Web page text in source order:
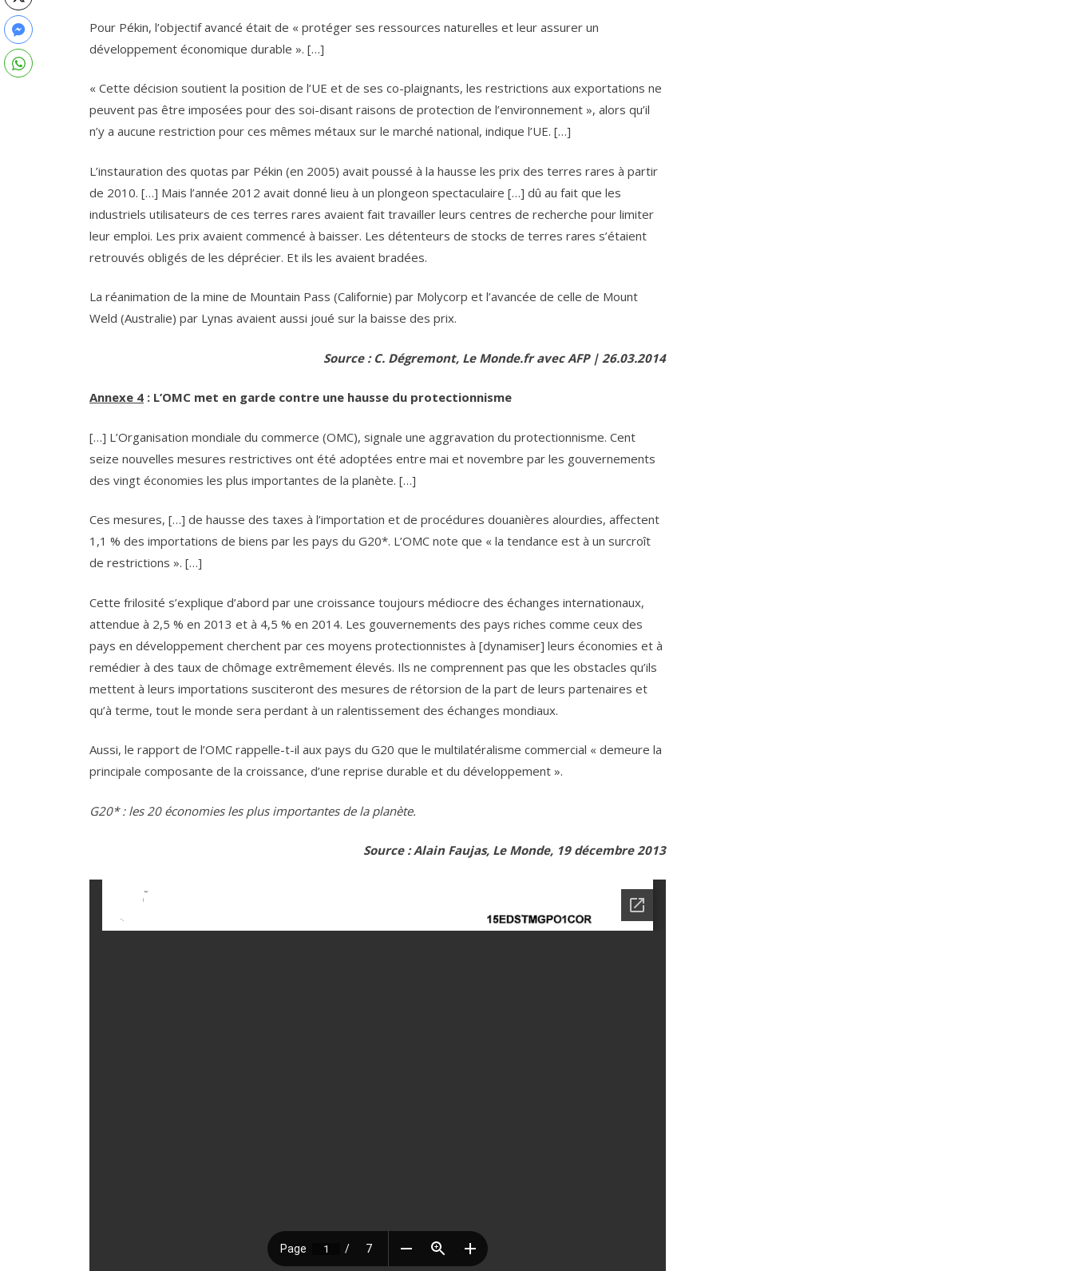
Pour Pékin, l’objectif avancé était de « protéger ses ressources naturelles et leur assurer un
développement économique durable ». […]
« Cette décision soutient la position de l’UE et de ses co-plaignants, les restrictions aux exportations ne
peuvent pas être imposées pour des soi-disant raisons de protection de l’environnement », alors qu’il
n’y a aucune restriction pour ces mêmes métaux sur le marché national, indique l’UE. […]
L’instauration des quotas par Pékin (en 2005) avait poussé à la hausse les prix des terres rares à partir
de 2010. […] Mais l’année 2012 avait donné lieu à un plongeon spectaculaire […] dû au fait que les
industriels utilisateurs de ces terres rares avaient fait travailler leurs centres de recherche pour limiter
leur emploi. Les prix avaient commencé à baisser. Les détenteurs de stocks de terres rares s’étaient
retrouvés obligés de les déprécier. Et ils les avaient bradées.
La réanimation de la mine de Mountain Pass (Californie) par Molycorp et l’avancée de celle de Mount
Weld (Australie) par Lynas avaient aussi joué sur la baisse des prix.
Source : C. Dégremont, Le Monde.fr avec AFP | 26.03.2014
Annexe 4 : L’OMC met en garde contre une hausse du protectionnisme
[…] L’Organisation mondiale du commerce (OMC), signale une aggravation du protectionnisme. Cent
seize nouvelles mesures restrictives ont été adoptées entre mai et novembre par les gouvernements
des vingt économies les plus importantes de la planète. […]
Ces mesures, […] de hausse des taxes à l’importation et de procédures douanières alourdies, affectent
1,1 % des importations de biens par les pays du G20*. L’OMC note que « la tendance est à un surcroît
de restrictions ». […]
Cette frilosité s’explique d’abord par une croissance toujours médiocre des échanges internationaux,
attendue à 2,5 % en 2013 et à 4,5 % en 2014. Les gouvernements des pays riches comme ceux des
pays en développement cherchent par ces moyens protectionnistes à [dynamiser] leurs économies et à
remédier à des taux de chômage extrêmement élevés. Ils ne comprennent pas que les obstacles qu’ils
mettent à leurs importations susciteront des mesures de rétorsion de la part de leurs partenaires et
qu’à terme, tout le monde sera perdant à un ralentissement des échanges mondiaux.
Aussi, le rapport de l’OMC rappelle-t-il aux pays du G20 que le multilatéralisme commercial « demeure la
principale composante de la croissance, d’une reprise durable et du développement ».
G20* : les 20 économies les plus importantes de la planète.
Source : Alain Faujas, Le Monde, 19 décembre 2013